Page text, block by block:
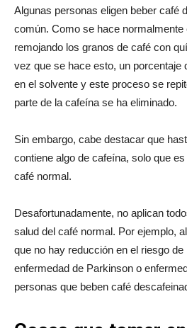
Algunas personas eligen beber café
común. Como se hace normalmente
remojando los granos de café con
vez que se hace esto, un porcentaje
en el solvente y este proceso se
parte de la cafeína se ha eliminado.
Sin embargo, cabe destacar que
contiene algo de cafeína, solo que
café normal.
Desafortunadamente, no aplican
salud del café normal. Por ejemplo,
que no hay reducción en el riesgo de
enfermedad de Parkinson o
personas que beben café